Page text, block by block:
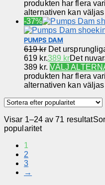
produkten har flera
alternativen kan
-37%
PUMPS DAM
619kr Det
619 kr.389 krDet
389 kr. VÄLJ
produkten har flera
alternativen kan
Visar 1–24 av 71 resultat
popularitet
1
2
3
→